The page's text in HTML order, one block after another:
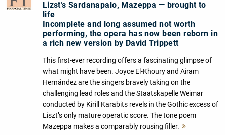
Lizst’s Sardanapalo, Mazeppa — brought to
life
Incomplete and long assumed not worth
performing, the opera has now been reborn in
a rich new version by David Trippett
This first-ever recording offers a fascinating glimpse of
what might have been. Joyce El-Khoury and Airam
Hernández are the singers bravely taking on the
challenging lead roles and the Staatskapelle Weimar
conducted by Kirill Karabits revels in the Gothic excess of
Liszt’s only mature operatic score. The tone poem
Mazeppa makes a comparably rousing filler.